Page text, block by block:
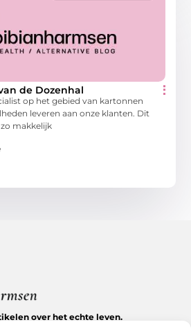
de Dozenhal
op het gebied van kartonnen
leveren aan onze klanten. Dit
makkelijk
over het echte leven.